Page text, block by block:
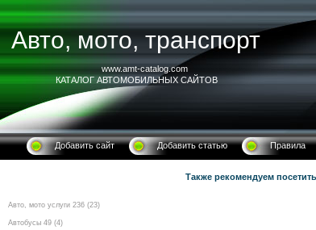
Авто, мото, транспорт
www.amt-catalog.com
КАТАЛОГ АВТОМОБИЛЬНЫХ САЙТОВ
Добавить сайт Добавить статью Правила
Авто, мото услуги 236 (23)
Автобусы 49 (4)
Также рекомендуем